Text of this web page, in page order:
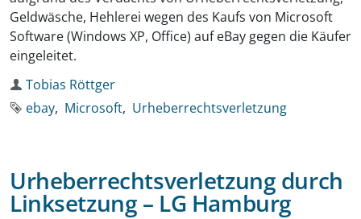
Geldwäsche, Hehlerei wegen des Kaufs von Microsoft
Software (Windows XP, Office) auf eBay gegen die Käufer
eingeleitet.
Autor
Tobias Röttger
Schlagworte
ebay Microsoft Urheberrechtsverletzung
Urheberrechtsverletzung durch
Linksetzung – LG Hamburg